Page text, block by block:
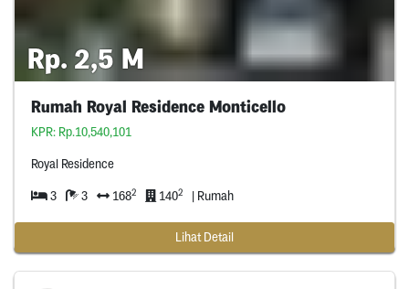
Rp. 2,5 M
Rumah Royal Residence Monticello
KPR: Rp.10,540,101
Royal Residence
3 3 1682 1402 | Rumah
Lihat Detail